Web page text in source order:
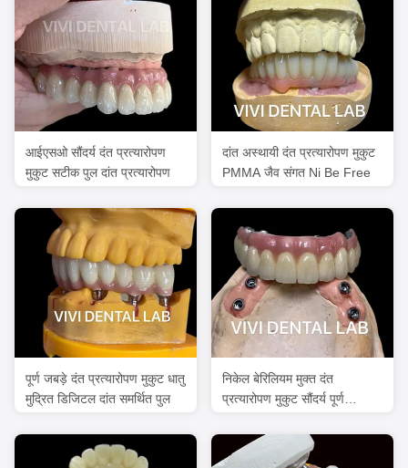
आईएसओ सौंदर्य दंत प्रत्यारोपण
मुकुट सटीक पुल दांत प्रत्यारोपण
दांत अस्थायी दंत प्रत्यारोपण मुकुट
PMMA जैव संगत Ni Be Free
पूर्ण जबड़े दंत प्रत्यारोपण मुकुट धातु
मुद्रित डिजिटल दांत समर्थित पुल
निकेल बेरिलियम मुक्त दंत
प्रत्यारोपण मुकुट सौंदर्य पूर्ण